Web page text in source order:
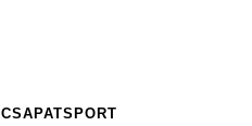
CSAPATSPORT